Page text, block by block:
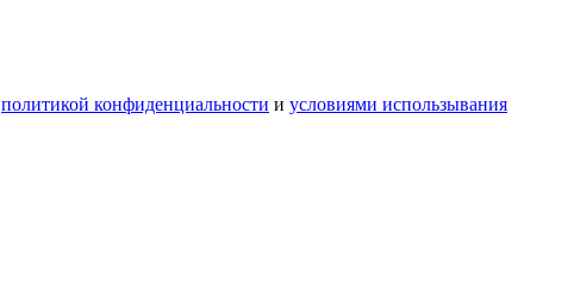
политикой конфиденциальности и условиями использывания